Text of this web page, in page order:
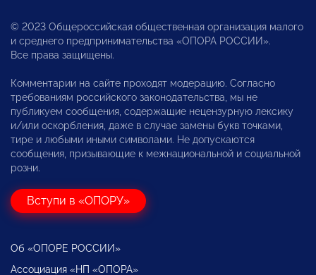
© 2023 Общероссийская общественная организация малого
и среднего предпринимательства «ОПОРА РОССИИ».
Все права защищены.
Комментарии на сайте проходят модерацию. Согласно
требованиям российского законодательства, мы не
публикуем сообщения, содержащие нецензурную лексику
и/или оскорбления, даже в случае замены букв точками,
тире и любыми иными символами. Не допускаются
сообщения, призывающие к межнациональной и социальной
розни.
Вступи в «ОПОРУ»
Об «ОПОРЕ РОССИИ»
Ассоциация «НП «ОПОРА»